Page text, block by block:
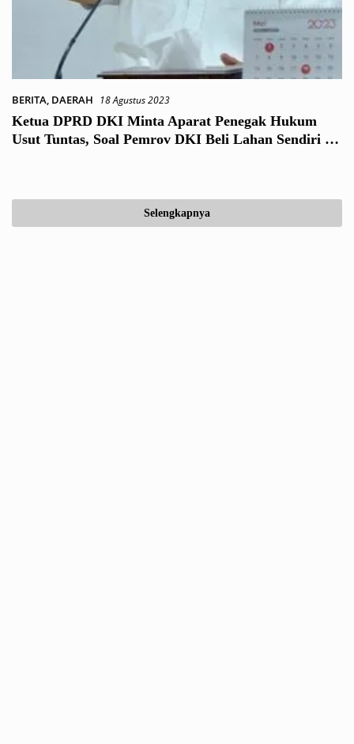
BERITA, DAERAH 18 Agustus 2023
Ketua DPRD DKI Minta Aparat Penegak Hukum
Usut Tuntas, Soal Pemrov DKI Beli Lahan Sendiri di
Selengkapnya